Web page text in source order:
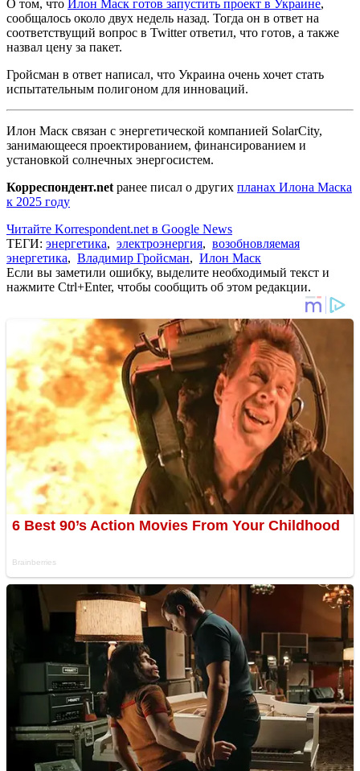
О том, что Илон Маск готов запустить проект в Украине,
сообщалось около двух недель назад. Тогда он в ответ на
соответствущий вопрос в Twitter ответил, что готов, а также
назвал цену за пакет.
Гройсман в ответ написал, что Украина очень хочет стать
испытательным полигоном для инноваций.
Илон Маск связан с энергетической компанией SolarCity,
занимающееся проектированием, финансированием и
установкой солнечных энергосистем.
Корреспондент.net ранее писал о других планах Илона Маска
к 2025 году
Читайте Korrespondent.net в Google News
ТЕГИ: энергетика, электроэнергия, возобновляемая
энергетика, Владимир Гройсман, Илон Маск
Если вы заметили ошибку, выделите необходимый текст и
нажмите Ctrl+Enter, чтобы сообщить об этом редакции.